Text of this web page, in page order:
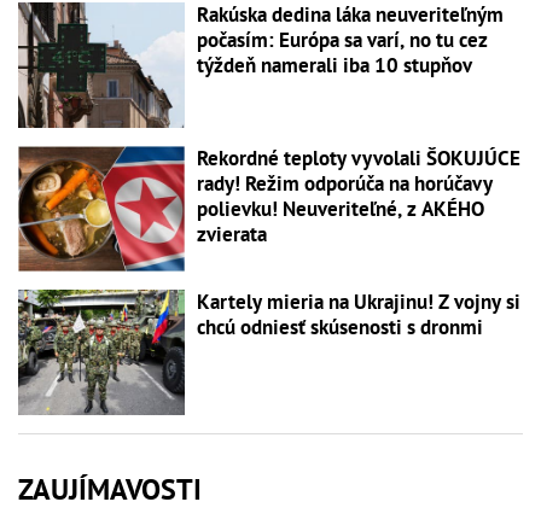
Rakúska dedina láka neuveriteľným
počasím: Európa sa varí, no tu cez
týždeň namerali iba 10 stupňov
Rekordné teploty vyvolali ŠOKUJÚCE
rady! Režim odporúča na horúčavy
polievku! Neuveriteľné, z AKÉHO
zvierata
Kartely mieria na Ukrajinu! Z vojny si
chcú odniesť skúsenosti s dronmi
ZAUJÍMAVOSTI